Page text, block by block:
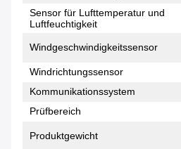
Sensor für Lufttemperatur und
Luftfeuchtigkeit
Windgeschwindigkeitssensor
Windrichtungssensor
Kommunikationssystem
Prüfbereich
Produktgewicht